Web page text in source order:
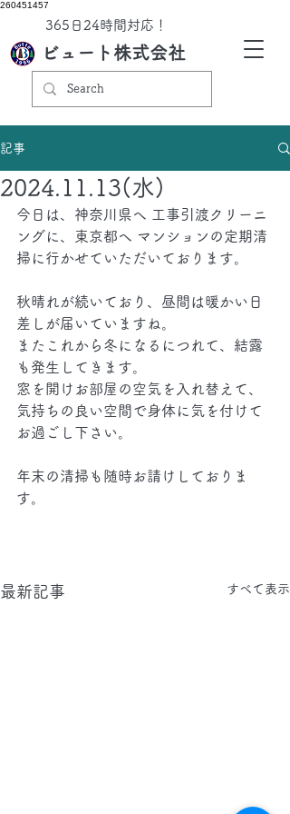
260451457
ビュート株式会社
​365日24時間対応！
記事
2024.11.13(水)
今日は、神奈川県へ 工事引渡クリーニ
ングに、東京都へ マンションの定期清
掃に行かせていただいております。
秋晴れが続いており、昼間は暖かい日
差しが届いていますね。
またこれから冬になるにつれて、結露
も発生してきます。
窓を開けお部屋の空気を入れ替えて、
気持ちの良い空間で身体に気を付けて
お過ごし下さい。
年末の清掃も随時お請けしておりま
す。
最新記事 すべて表示